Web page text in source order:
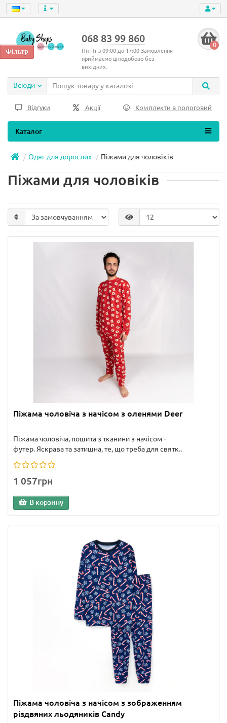
068 83 99 860
Пн-Пт з 09:00 до 17:00 Замовлення
приймаємо цілодобово без
вихідних.
0
Всюди
Відгуки Акції Комплекти в пологовий
Каталог
Одяг для дорослих Піжами для чоловіків
Піжами для чоловіків
Піжама чоловіча з начісом з оленями Deer
Піжама чоловіча, пошита з тканини з начісом -
футер. Яскрава та затишна, те, що треба для святк..
1 057грн
В корзину
Піжама чоловіча з начісом з зображенням
різдвяних льодяників Candy